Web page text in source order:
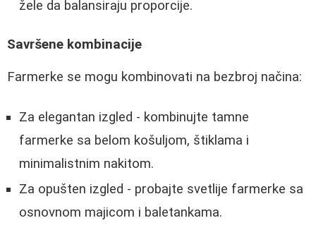
žele da balansiraju proporcije.
Savršene kombinacije
Farmerke se mogu kombinovati na bezbroj načina:
Za elegantan izgled - kombinujte tamne
farmerke sa belom košuljom, štiklama i
minimalistnim nakitom.
Za opušten izgled - probajte svetlije farmerke sa
osnovnom majicom i baletankama.